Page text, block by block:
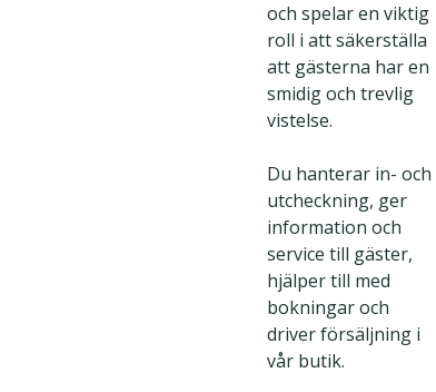
och spelar en viktig
roll i att säkerställa
att gästerna har en
smidig och trevlig
vistelse.
Du hanterar in- och
utcheckning, ger
information och
service till gäster,
hjälper till med
bokningar och
driver försäljning i
vår butik.